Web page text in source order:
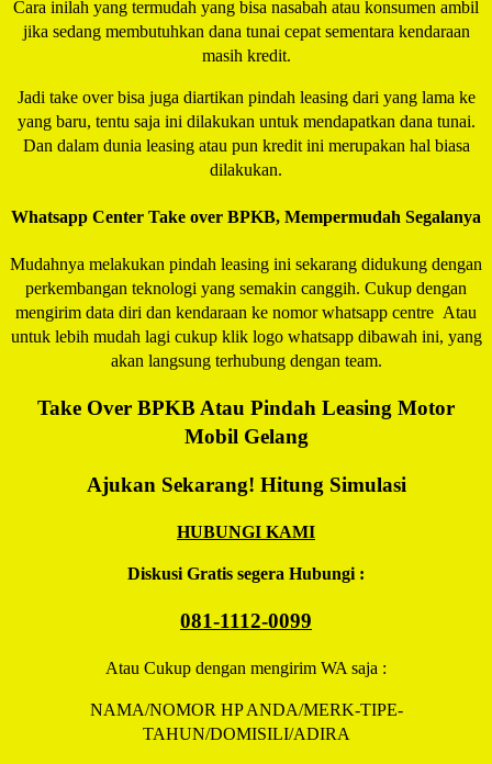
Cara inilah yang termudah yang bisa nasabah atau konsumen ambil
jika sedang membutuhkan dana tunai cepat sementara kendaraan
masih kredit.
Jadi take over bisa juga diartikan pindah leasing dari yang lama ke
yang baru, tentu saja ini dilakukan untuk mendapatkan dana tunai.
Dan dalam dunia leasing atau pun kredit ini merupakan hal biasa
dilakukan.
Whatsapp Center Take over BPKB, Mempermudah Segalanya
Mudahnya melakukan pindah leasing ini sekarang didukung dengan
perkembangan teknologi yang semakin canggih. Cukup dengan
mengirim data diri dan kendaraan ke nomor whatsapp centre Atau
untuk lebih mudah lagi cukup klik logo whatsapp dibawah ini, yang
akan langsung terhubung dengan team.
Take Over BPKB Atau Pindah Leasing Motor
Mobil Gelang
Ajukan Sekarang! Hitung Simulasi
HUBUNGI KAMI
Diskusi Gratis segera Hubungi :
081-1112-0099
Atau Cukup dengan mengirim WA saja :
NAMA/NOMOR HP ANDA/MERK-TIPE-
TAHUN/DOMISILI/ADIRA